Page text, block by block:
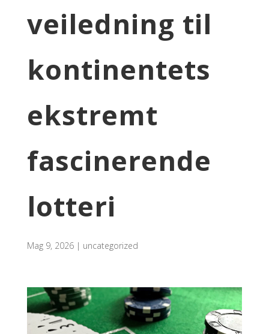
veiledning til
kontinentets
ekstremt
fascinerende
lotteri
Mag 9, 2026| uncategorized